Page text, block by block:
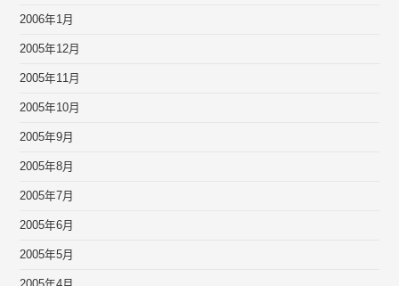
2006年1月
2005年12月
2005年11月
2005年10月
2005年9月
2005年8月
2005年7月
2005年6月
2005年5月